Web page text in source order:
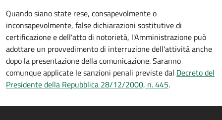
Quando siano state rese, consapevolmente o
inconsapevolmente, false dichiarazioni sostitutive di
certificazione e dell'atto di notorietà, l'Amministrazione può
adottare un provvedimento di interruzione dell'attività anche
dopo la presentazione della comunicazione. Saranno
comunque applicate le sanzioni penali previste dal Decreto del
Presidente della Repubblica 28/12/2000, n. 445.